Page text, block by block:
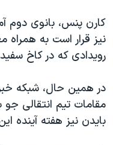
‌کارن پنس، بانوی دوم
نیز قرار است به همراه
رویدادی که در کاخ
در همین حال، شبکه
مقامات تیم انتقالی
بایدن نیز هفته آینده